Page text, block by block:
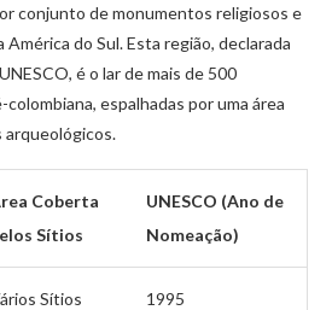
conjunto de monumentos religiosos e
do Sul. Esta região, declarada
é o lar de mais de 500
espalhadas por uma área
arqueológicos.
Coberta
Sítios
UNESCO (Ano de
Nomeação)
Sítios 1995